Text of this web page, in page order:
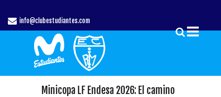
info@clubestudiantes.com
Minicopa LF Endesa 2026: El camino